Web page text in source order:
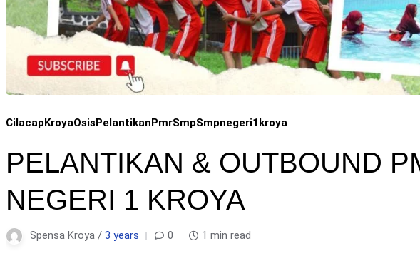
Cilacap KroyaOsis Pelantikan PmrSmpSmpnegeri1kroya
PELANTIKAN & OUTBOUND
NEGERI 1 KROYA
Spensa Kroya / 3 years 0 1 min read